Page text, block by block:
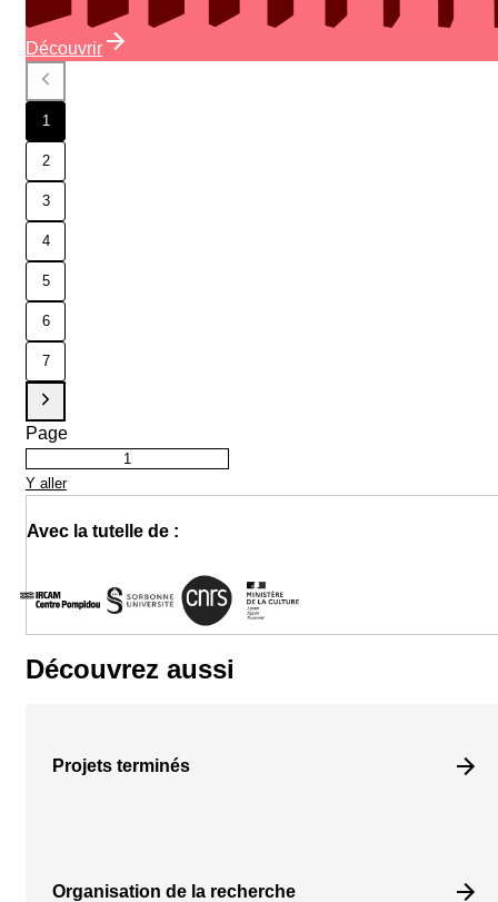
Découvrir
1
2
3
4
5
6
7
Page
Y aller
Avec la tutelle de :
Découvrez aussi
Projets terminés
Organisation de la recherche